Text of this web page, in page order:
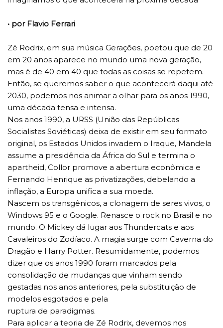
• por Flavio Ferrari
Zé Rodrix, em sua música Gerações, poetou que de 20
em 20 anos aparece no mundo uma nova geração,
mas é de 40 em 40 que todas as coisas se repetem.
Então, se queremos saber o que acontecerá daqui até
2030, podemos nos animar a olhar para os anos 1990,
uma década tensa e intensa.
Nos anos 1990, a URSS (União das Repúblicas
Socialistas Soviéticas) deixa de existir em seu formato
original, os Estados Unidos invadem o Iraque, Mandela
assume a presidência da África do Sul e termina o
apartheid, Collor promove a abertura econômica e
Fernando Henrique as privatizações, debelando a
inflação, a Europa unifica a sua moeda.
Nascem os transgênicos, a clonagem de seres vivos, o
Windows 95 e o Google. Renasce o rock no Brasil e no
mundo. O Mickey dá lugar aos Thundercats e aos
Cavaleiros do Zodíaco. A magia surge com Caverna do
Dragão e Harry Potter. Resumidamente, podemos
dizer que os anos 1990 foram marcados pela
consolidação de mudanças que vinham sendo
gestadas nos anos anteriores, pela substituição de
modelos esgotados e pela
ruptura de paradigmas.
Para aplicar a teoria de Zé Rodrix, devemos nos